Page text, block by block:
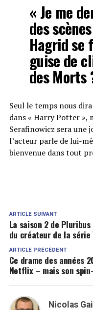
« Je me
des
Hagrid se
guise de
des Morts
Seul le temps nous
dans « Harry Potter »,
Serafinowicz sera une
l’acteur parle de lui-
bienvenue dans tout
ARTICLE SUIVANT
La saison 2 de
du créateur de la série
ARTICLE PRÉCÉDENT
Ce drame des années
Netflix – mais son
Nicolas